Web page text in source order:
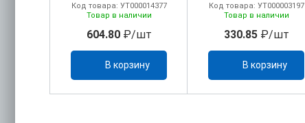
Код товара: УТ000014377
Товар в наличии
604.80₽/шт
В корзину
Код товара: УТ000003197
Товар в наличии
330.85₽/шт
В корзину